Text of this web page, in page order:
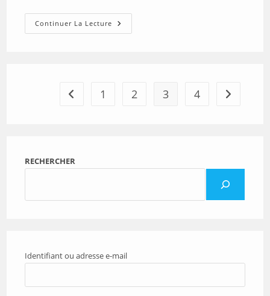
Continuer La Lecture Chiche
Taouk
Go to the previous page
1 2 3 4 Aller à la
RECHERCHER
Identifiant ou adresse e-mail